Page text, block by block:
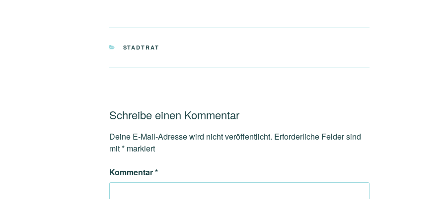
KATEGORIEN
STADTRAT
Schreibe einen Kommentar
Deine E-Mail-Adresse wird nicht veröffentlicht. Erforderliche Felder sind
mit* markiert
Kommentar*